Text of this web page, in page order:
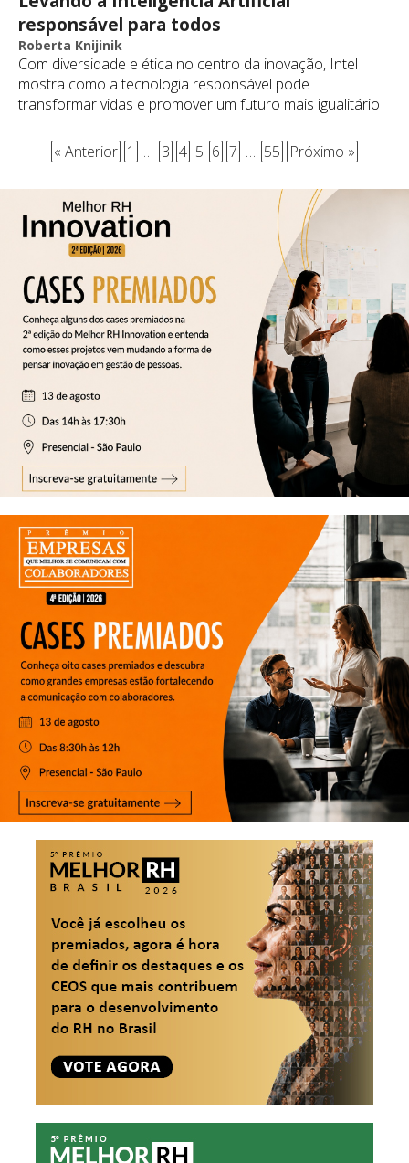
responsável para todos
Roberta Knijinik
Com diversidade e ética no centro da inovação, Intel
mostra como a tecnologia responsável pode
transformar vidas e promover um futuro mais igualitário
« Anterior 1 … 3 4 5 6 7 … 55 Próximo »